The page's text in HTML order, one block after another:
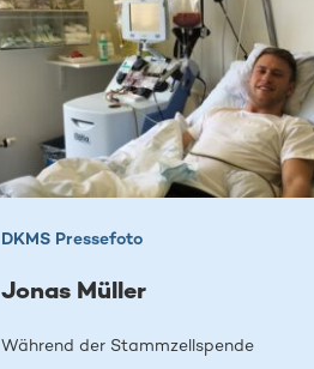
DKMS Pressefoto
Jonas Müller
Während der Stammzellspende